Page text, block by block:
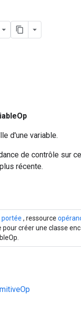
d'une variable.
de contrôle sur
récente.
portée , ressource
pour créer une classe